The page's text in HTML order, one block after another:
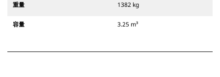
重量 1382 kg
容量 3.25 m³